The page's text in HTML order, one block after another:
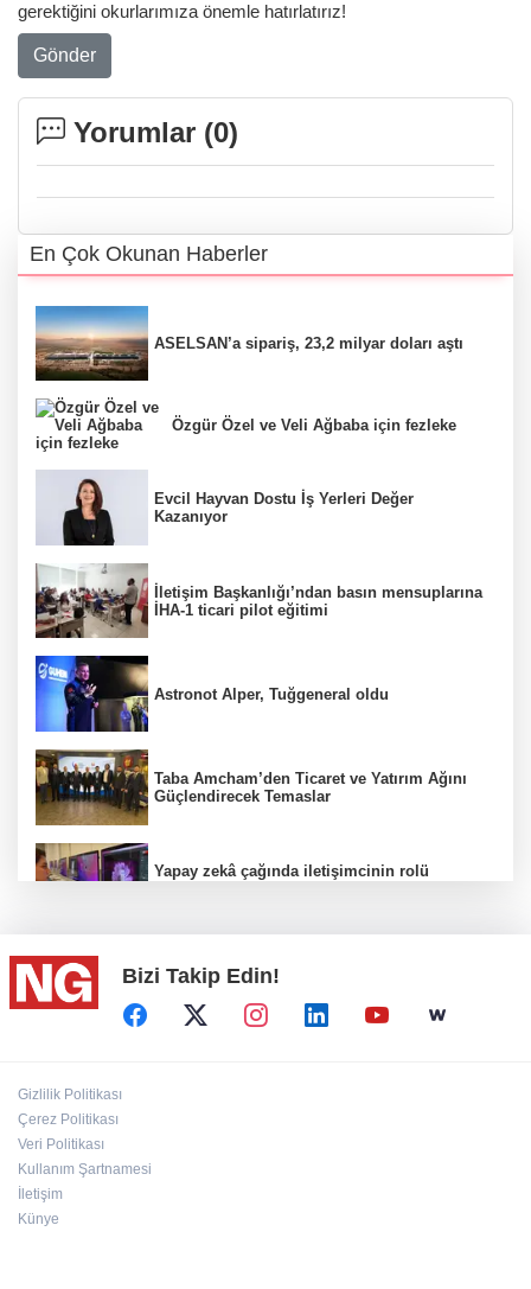
gerektiğini okurlarımıza önemle hatırlatırız!
Gönder
Yorumlar (0)
En Çok Okunan Haberler
ASELSAN’a sipariş, 23,2 milyar doları aştı
Özgür Özel ve Veli Ağbaba için fezleke
Evcil Hayvan Dostu İş Yerleri Değer
Kazanıyor
İletişim Başkanlığı’ndan basın mensuplarına
İHA-1 ticari pilot eğitimi
Astronot Alper, Tuğgeneral oldu
Taba Amcham’den Ticaret ve Yatırım Ağını
Güçlendirecek Temaslar
Yapay zekâ çağında iletişimcinin rolü
"Bu Kemal hiçbir gücün karşısında eğilmez"
Bizi Takip Edin!
Gizlilik Politikası
Çerez Politikası
Veri Politikası
Kullanım Şartnamesi
İletişim
Künye